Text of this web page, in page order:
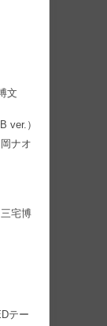
文
ver.）
ナオ
宅博
テー